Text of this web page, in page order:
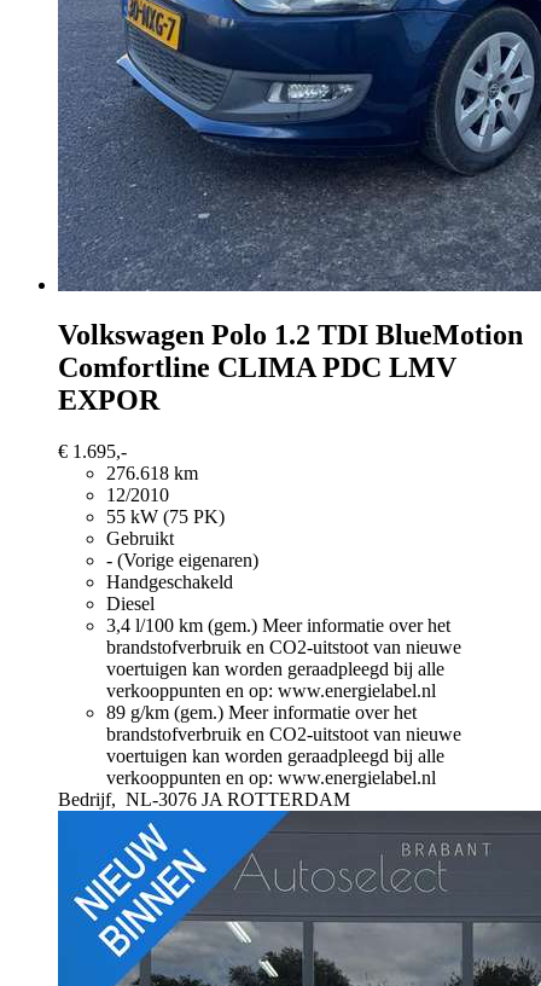
Volkswagen Polo 1.2 TDI BlueMotion
Comfortline CLIMA PDC LMV
EXPOR
€ 1.695,-
276.618 km
12/2010
55 kW (75 PK)
Gebruikt
- (Vorige eigenaren)
Handgeschakeld
Diesel
3,4 l/100 km (gem.) Meer informatie over het
brandstofverbruik en CO2-uitstoot van nieuwe
voertuigen kan worden geraadpleegd bij alle
verkooppunten en op: www.energielabel.nl
89 g/km (gem.) Meer informatie over het
brandstofverbruik en CO2-uitstoot van nieuwe
voertuigen kan worden geraadpleegd bij alle
verkooppunten en op: www.energielabel.nl
Bedrijf, NL-3076 JA ROTTERDAM